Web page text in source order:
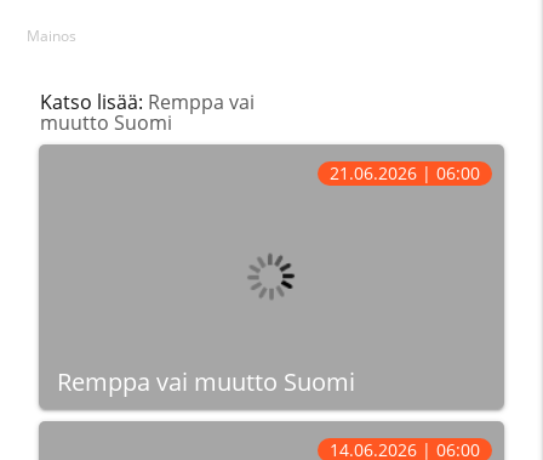
Mainos
Katso lisää: Remppa vai
muutto Suomi
Remppa vai muutto Suomi
21.06.2026 | 06:00
14.06.2026 | 06:00